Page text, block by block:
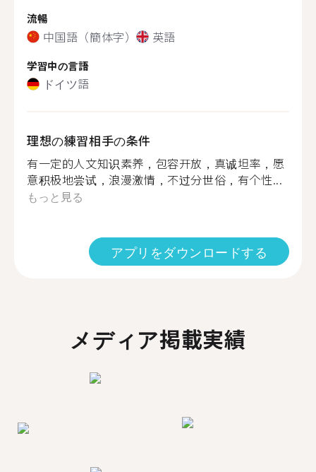
流暢
中国語（簡体字） 英語
学習中の言語
ドイツ語
理想の練習相手の条件
有一定的人文知识素养，包容开放，真诚坦率，愿
意积极地尝试，浪漫激情，不过分世俗，有个性...
もっと見る
アプリをダウンロードする
メディア掲載実績